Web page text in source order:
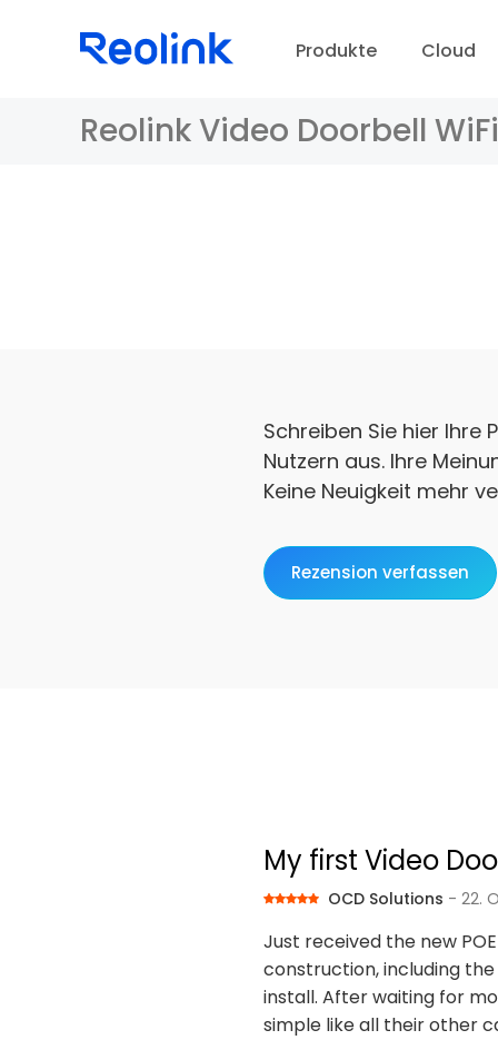
Produkte Cloud
Reolink Video Doorbell WiFi
Schreiben Sie hier
Nutzern aus. Ihre
Keine Neuigkeit mehr
Rezension verfassen
My first Video
OCD Solutions - 22.
Just received the new
construction, including
install. After waiting for
simple like all their other